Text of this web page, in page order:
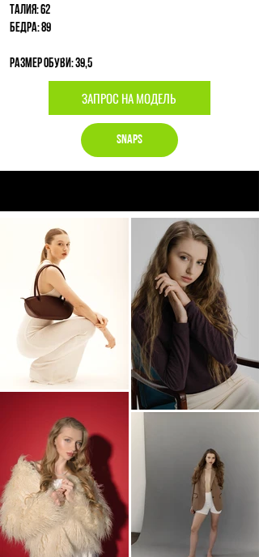
Талия: 62
Бедра: 89
Размер обуви: 39,5
ЗАПРОС НА МОДЕЛЬ
Snaps